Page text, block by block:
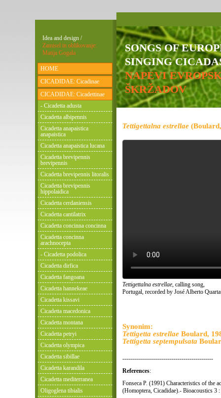
SONGS OF
SINGING
NAPEVI
ŠKRŽADOV
Tettigettalna estrellae
Tettigettalna estrellae, calling song,
Portugal, recorded by José Alberto
Synonim:
Tettigetta estrellae Boulard,
Tettigetta septempulsata
----------------------------------------------
References:
Fonseca P. (1991) Characteristics of the
(Homoptera, Cicadidae).- Bioacoustics 3
Idea and design /
Zamisel in oblikovanje:
Matija Gogala
HOME
CICADIDAE: Cicadinae
CICADIDAE: Cicadettinae
- Cicadetta adusta
Cicadetta albipennis
Cicadetta anapaistica
anapaistica
Cicadetta anapaistica lucana
Cicadetta brevipennis
brevipennis
Cicadetta brevipennis litoralis
Cicadetta brevipennis
hippolaidica
Cicadetta cerdaniensis
Cicadetta cantilatrix
Cicadetta concinna concinna
Cicadetta concinna
arachnocepta
- Cicadetta podolica
Cicadetta dirfica
Cicadetta fangoana
Cicadetta hannekeae
Cicadetta kissavi
Cicadetta macedonica
Cicadetta montana
Cicadetta petryi
Cicadetta olympica
Cicadetta sibillae
Cicadetta karandila
Cicadetta mediterranea
Oligoglena tibialis